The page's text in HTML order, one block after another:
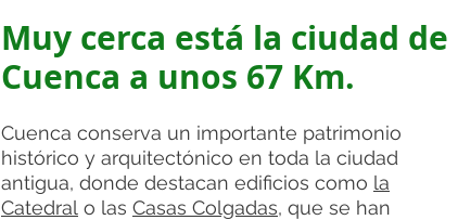
Muy cerca está la ciudad de
Cuenca a unos 67 Km.
Cuenca conserva un importante patrimonio
histórico y arquitectónico en toda la ciudad
antigua, donde destacan edificios como la
Catedral o las Casas Colgadas, que se han